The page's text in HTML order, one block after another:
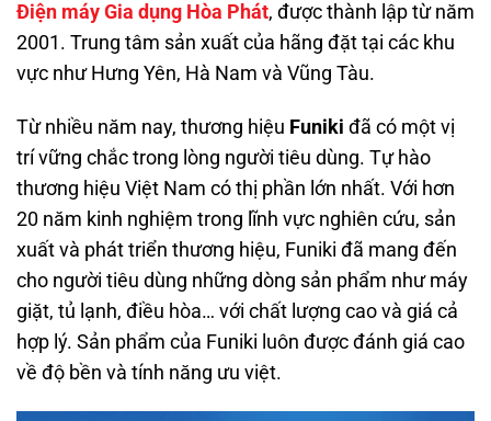
Điện máy Gia dụng Hòa Phát, được thành lập từ năm
2001. Trung tâm sản xuất của hãng đặt tại các khu
vực như Hưng Yên, Hà Nam và Vũng Tàu.
Từ nhiều năm nay, thương hiệu Funiki đã có một vị
trí vững chắc trong lòng người tiêu dùng. Tự hào
thương hiệu Việt Nam có thị phần lớn nhất. Với hơn
20 năm kinh nghiệm trong lĩnh vực nghiên cứu, sản
xuất và phát triển thương hiệu, Funiki đã mang đến
cho người tiêu dùng những dòng sản phẩm như máy
giặt, tủ lạnh, điều hòa… với chất lượng cao và giá cả
hợp lý. Sản phẩm của Funiki luôn được đánh giá cao
về độ bền và tính năng ưu việt.